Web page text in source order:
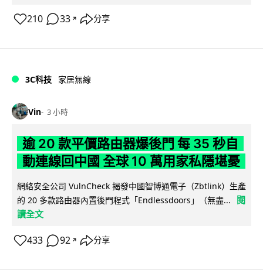
210 33 ↗ 分享
3C科技 家居無線
Vin 3 小時
逾 20 款平價路由器爆後門 每 35 秒自
動連線回中國 全球 10 萬用家私隱堪憂
網絡安全公司 VulnCheck 揭發中國智博通電子（Zbtlink）生產
的 20 多款路由器內置後門程式「Endlessdoors」（無盡...
閱
讀全文
433 92 ↗ 分享